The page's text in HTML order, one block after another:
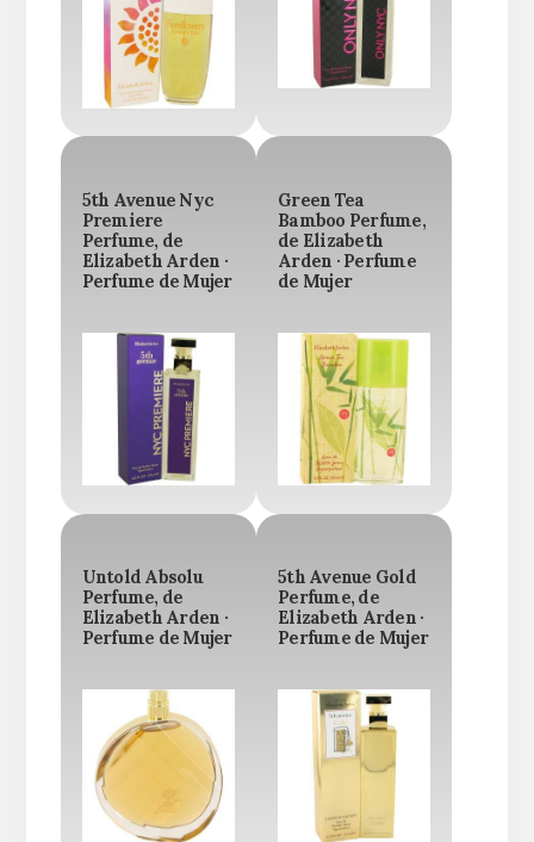
5th Avenue Nyc
Premiere
Perfume, de
Elizabeth Arden ·
Perfume de Mujer
Green Tea
Bamboo Perfume,
de Elizabeth
Arden · Perfume
de Mujer
Untold Absolu
Perfume, de
Elizabeth Arden ·
Perfume de Mujer
5th Avenue Gold
Perfume, de
Elizabeth Arden ·
Perfume de Mujer